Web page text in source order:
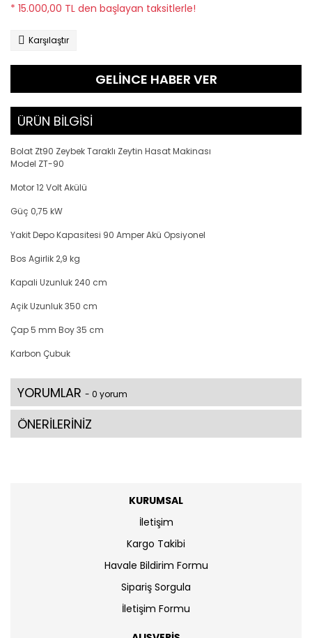
* 15.000,00 TL den başlayan taksitlerle!
Karşılaştır
GELİNCE HABER VER
ÜRÜN BİLGİSİ
Bolat Zt90 Zeybek Taraklı Zeytin Hasat Makinası
Model ZT-90
Motor 12 Volt Akülü
Güç 0,75 kW
Yakit Depo Kapasitesi 90 Amper Akü Opsiyonel
Bos Agirlik 2,9 kg
Kapali Uzunluk 240 cm
Açik Uzunluk 350 cm
Çap 5 mm Boy 35 cm
Karbon Çubuk
YORUMLAR - 0 yorum
ÖNERİLERİNİZ
KURUMSAL
İletişim
Kargo Takibi
Havale Bildirim Formu
Sipariş Sorgula
İletişim Formu